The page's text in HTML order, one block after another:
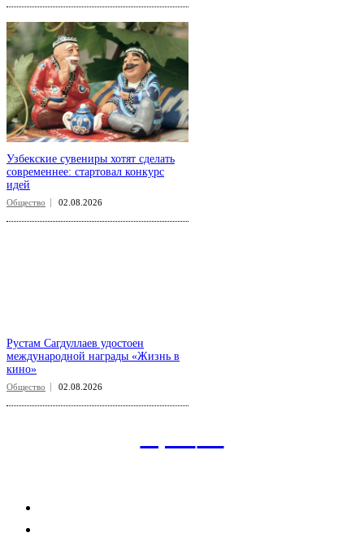
Узбекские сувениры хотят сделать
современнее: стартовал конкурс
идей
Общество 02.08.2026
Рустам Сагдуллаев удостоен
международной награды «Жизнь в
кино»
Общество 02.08.2026